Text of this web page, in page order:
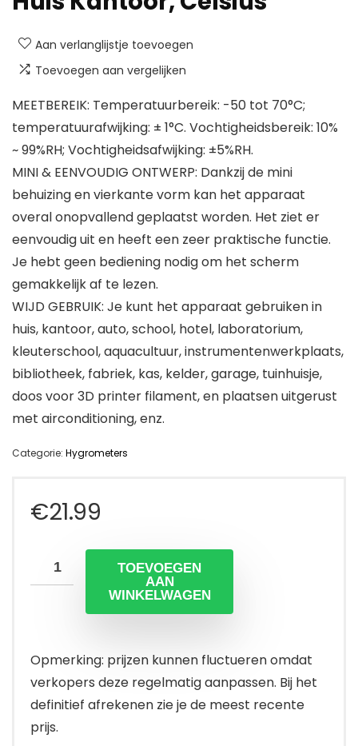
Aan verlanglijstje toevoegen
Toevoegen aan vergelijken
MEETBEREIK: Temperatuurbereik: -50 tot 70°C;
temperatuurafwijking: ± 1°C. Vochtigheidsbereik: 10%
~ 99%RH; Vochtigheidsafwijking: ±5%RH.
MINI & EENVOUDIG ONTWERP: Dankzij de mini
behuizing en vierkante vorm kan het apparaat
overal onopvallend geplaatst worden. Het ziet er
eenvoudig uit en heeft een zeer praktische functie.
Je hebt geen bediening nodig om het scherm
gemakkelijk af te lezen.
WIJD GEBRUIK: Je kunt het apparaat gebruiken in
huis, kantoor, auto, school, hotel, laboratorium,
kleuterschool, aquacultuur, instrumentenwerkplaats,
bibliotheek, fabriek, kas, kelder, garage, tuinhuisje,
doos voor 3D printer filament, en plaatsen uitgerust
met airconditioning, enz.
Categorie: Hygrometers
€21.99
TOEVOEGEN
AAN
WINKELWAGEN
Opmerking: prijzen kunnen fluctueren omdat
verkopers deze regelmatig aanpassen. Bij het
definitief afrekenen zie je de meest recente
prijs.